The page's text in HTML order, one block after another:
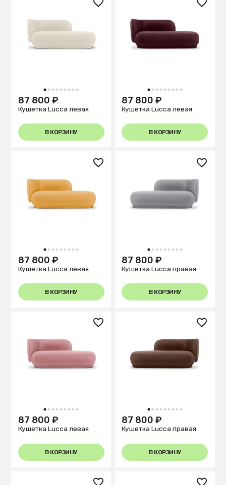
1 2 3 4 5 6 7 8 9
87 800 ₽
Кушетка Lucca левая
В КОРЗИНУ
1 2 3 4 5 6 7 8 9
87 800 ₽
Кушетка Lucca левая
В КОРЗИНУ
1 2 3 4 5 6 7 8 9
87 800 ₽
Кушетка Lucca левая
В КОРЗИНУ
1 2 3 4 5 6 7 8 9
87 800 ₽
Кушетка Lucca правая
В КОРЗИНУ
1 2 3 4 5 6 7 8 9
87 800 ₽
Кушетка Lucca левая
В КОРЗИНУ
1 2 3 4 5 6 7 8 9
87 800 ₽
Кушетка Lucca правая
В КОРЗИНУ